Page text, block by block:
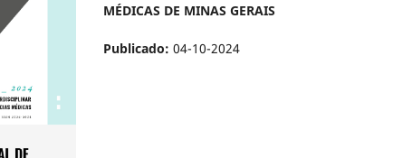
MÉDICAS DE MINAS GERAIS
Publicado: 04-10-2024